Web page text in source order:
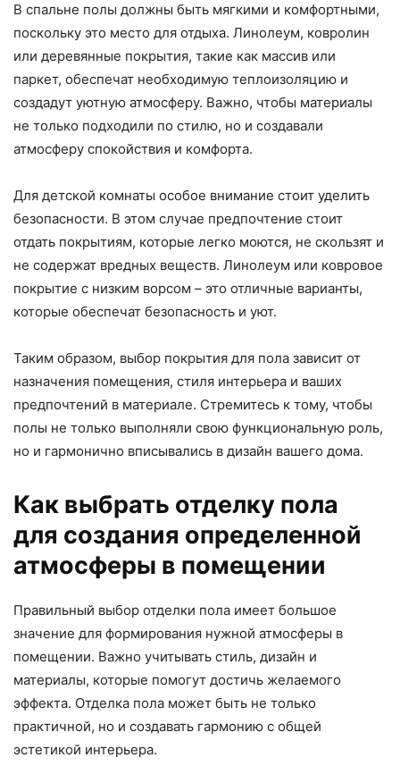
В спальне полы должны быть мягкими и комфортными,
поскольку это место для отдыха. Линолеум, ковролин
или деревянные покрытия, такие как массив или
паркет, обеспечат необходимую теплоизоляцию и
создадут уютную атмосферу. Важно, чтобы материалы
не только подходили по стилю, но и создавали
атмосферу спокойствия и комфорта.
Для детской комнаты особое внимание стоит уделить
безопасности. В этом случае предпочтение стоит
отдать покрытиям, которые легко моются, не скользят и
не содержат вредных веществ. Линолеум или ковровое
покрытие с низким ворсом – это отличные варианты,
которые обеспечат безопасность и уют.
Таким образом, выбор покрытия для пола зависит от
назначения помещения, стиля интерьера и ваших
предпочтений в материале. Стремитесь к тому, чтобы
полы не только выполняли свою функциональную роль,
но и гармонично вписывались в дизайн вашего дома.
Как выбрать отделку пола
для создания определенной
атмосферы в помещении
Правильный выбор отделки пола имеет большое
значение для формирования нужной атмосферы в
помещении. Важно учитывать стиль, дизайн и
материалы, которые помогут достичь желаемого
эффекта. Отделка пола может быть не только
практичной, но и создавать гармонию с общей
эстетикой интерьера.